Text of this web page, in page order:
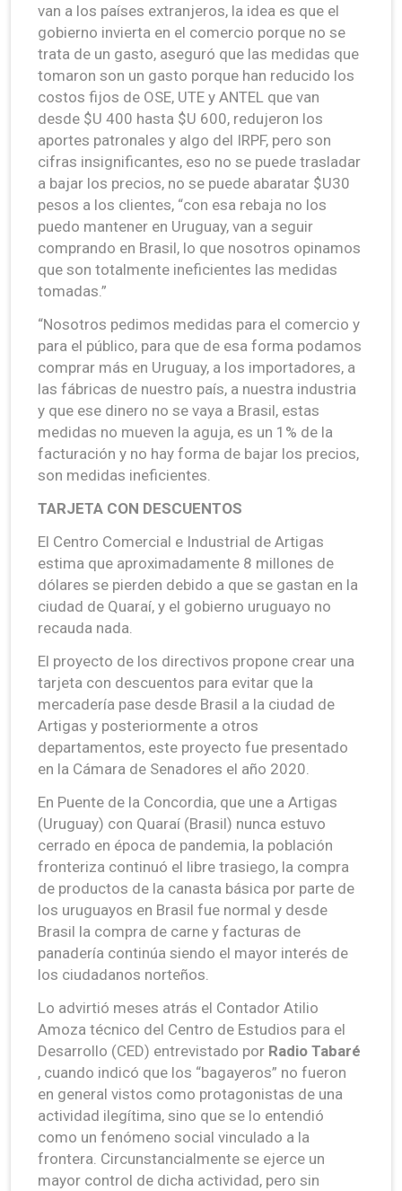
van a los países extranjeros, la idea es que el
gobierno invierta en el comercio porque no se
trata de un gasto, aseguró que las medidas que
tomaron son un gasto porque han reducido los
costos fijos de OSE, UTE y ANTEL que van
desde $U 400 hasta $U 600, redujeron los
aportes patronales y algo del IRPF, pero son
cifras insignificantes, eso no se puede trasladar
a bajar los precios, no se puede abaratar $U30
pesos a los clientes, “con esa rebaja no los
puedo mantener en Uruguay, van a seguir
comprando en Brasil, lo que nosotros opinamos
que son totalmente ineficientes las medidas
tomadas.”
“Nosotros pedimos medidas para el comercio y
para el público, para que de esa forma podamos
comprar más en Uruguay, a los importadores, a
las fábricas de nuestro país, a nuestra industria
y que ese dinero no se vaya a Brasil, estas
medidas no mueven la aguja, es un 1% de la
facturación y no hay forma de bajar los precios,
son medidas ineficientes.
TARJETA CON DESCUENTOS
El Centro Comercial e Industrial de Artigas
estima que aproximadamente 8 millones de
dólares se pierden debido a que se gastan en la
ciudad de Quaraí, y el gobierno uruguayo no
recauda nada.
El proyecto de los directivos propone crear una
tarjeta con descuentos para evitar que la
mercadería pase desde Brasil a la ciudad de
Artigas y posteriormente a otros
departamentos, este proyecto fue presentado
en la Cámara de Senadores el año 2020.
En Puente de la Concordia, que une a Artigas
(Uruguay) con Quaraí (Brasil) nunca estuvo
cerrado en época de pandemia, la población
fronteriza continuó el libre trasiego, la compra
de productos de la canasta básica por parte de
los uruguayos en Brasil fue normal y desde
Brasil la compra de carne y facturas de
panadería continúa siendo el mayor interés de
los ciudadanos norteños.
Lo advirtió meses atrás el Contador Atilio
Amoza técnico del Centro de Estudios para el
Desarrollo (CED) entrevistado por Radio Tabaré
, cuando indicó que los “bagayeros” no fueron
en general vistos como protagonistas de una
actividad ilegítima, sino que se lo entendió
como un fenómeno social vinculado a la
frontera. Circunstancialmente se ejerce un
mayor control de dicha actividad, pero sin